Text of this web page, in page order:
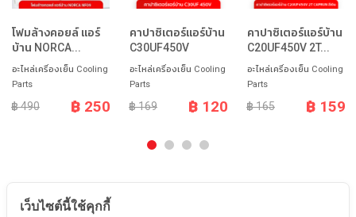
โฟมล้างคอยล์ แอร์
บ้าน NORCA...
อะไหล่เครื่องเย็น Cooling
Parts
฿ 490 ฿ 250
คาปาซิเตอร์แอร์บ้าน
C30UF450V
อะไหล่เครื่องเย็น Cooling
Parts
฿ 169 ฿ 120
คาปาซิเตอร์แอร์บ้าน
C20UF450V 2T...
อะไหล่เครื่องเย็น Cooling
Parts
฿ 165 ฿ 159
เว็บไซต์นี้ใช้คุกกี้